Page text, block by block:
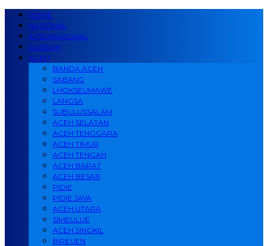
HOME
NASIONAL
INTERNASIONAL
DAERAH
ACEH
BANDA ACEH
SABANG
LHOKSEUMAWE
LANGSA
SUBULUSSALAM
ACEH SELATAN
ACEH TENGGARA
ACEH TIMUR
ACEH TENGAH
ACEH BARAT
ACEH BESAR
PIDIE
PIDIE JAYA
ACEH UTARA
SIMEULUE
ACEH SINGKIL
BIREUEN